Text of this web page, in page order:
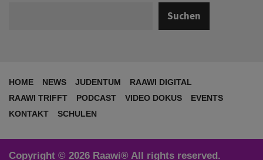
Suchen
HOME NEWS JUDENTUM
RAAWI DIGITAL
RAAWI TRIFFT
PODCAST VIDEO DOKUS
EVENTS
KONTAKT
SCHULEN
Copyright © 2026 Raawi® All rights reserved.